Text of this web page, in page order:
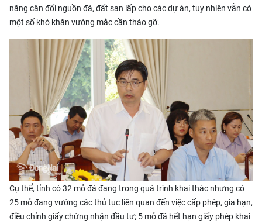
năng cân đối nguồn đá, đất san lấp cho các dự án, tuy nhiên vẫn có
một số khó khăn vướng mắc cần tháo gỡ.
Cụ thể, tỉnh có 32 mỏ đá đang trong quá trình khai thác nhưng có
25 mỏ đang vướng các thủ tục liên quan đến việc cấp phép, gia hạn,
điều chỉnh giấy chứng nhận đầu tư; 5 mỏ đã hết hạn giấy phép khai